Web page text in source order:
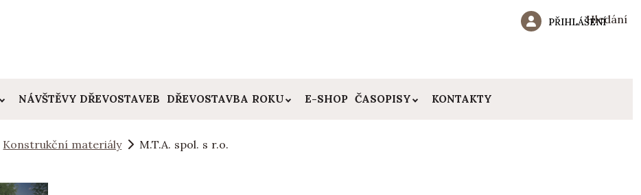
Hledání
PŘIHLÁŠENÍ
NÁVŠTĚVY DŘEVOSTAVEB DŘEVOSTAVBA ROKU E-SHOP ČASOPISY KONTAKTY
Konstrukční materiály M.T.A. spol. s r.o.